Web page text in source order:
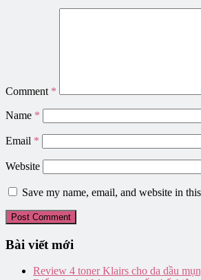
Comment *
Name *
Email *
Website
Save my name, email, and website in
Bài viết mới
Review 4 toner Klairs cho da dầu